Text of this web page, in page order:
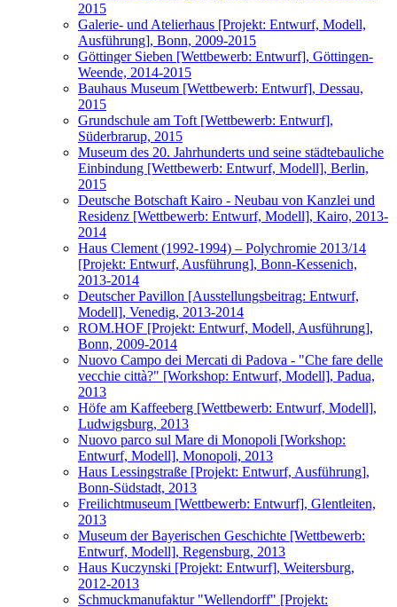
2015
Galerie- und Atelierhaus [Projekt: Entwurf, Modell,
Ausführung], Bonn, 2009-2015
Göttinger Sieben [Wettbewerb: Entwurf], Göttingen-
Weende, 2014-2015
Bauhaus Museum [Wettbewerb: Entwurf], Dessau,
2015
Grundschule am Toft [Wettbewerb: Entwurf],
Süderbrarup, 2015
Museum des 20. Jahrhunderts und seine städtebauliche
Einbindung [Wettbewerb: Entwurf, Modell], Berlin,
2015
Deutsche Botschaft Kairo - Neubau von Kanzlei und
Residenz [Wettbewerb: Entwurf, Modell], Kairo, 2013-
2014
Haus Clement (1992-1994) – Polychromie 2013/14
[Projekt: Entwurf, Ausführung], Bonn-Kessenich,
2013-2014
Deutscher Pavillon [Ausstellungsbeitrag: Entwurf,
Modell], Venedig, 2013-2014
ROM.HOF [Projekt: Entwurf, Modell, Ausführung],
Bonn, 2009-2014
Nuovo Campo dei Mercati di Padova - "Che fare delle
vecchie città?" [Workshop: Entwurf, Modell], Padua,
2013
Höfe am Kaffeeberg [Wettbewerb: Entwurf, Modell],
Ludwigsburg, 2013
Nuovo parco sul Mare di Monopoli [Workshop:
Entwurf, Modell], Monopoli, 2013
Haus Lessingstraße [Projekt: Entwurf, Ausführung],
Bonn-Südstadt, 2013
Freilichtmuseum [Wettbewerb: Entwurf], Glentleiten,
2013
Museum der Bayerischen Geschichte [Wettbewerb:
Entwurf, Modell], Regensburg, 2013
Haus Kuczynski [Projekt: Entwurf], Weitersburg,
2012-2013
Schmuckmanufaktur "Wellendorff" [Projekt: